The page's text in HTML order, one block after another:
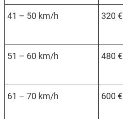
41 – 50 km/h 320 €
51 – 60 km/h 480 €
61 – 70 km/h 600 €